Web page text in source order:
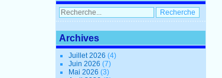
Archives
Juillet 2026(4)
Juin 2026(7)
Mai 2026(3)